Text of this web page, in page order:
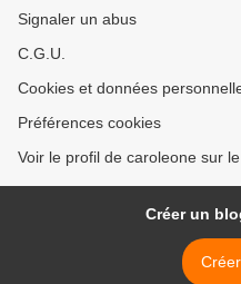
Signaler un abus
C.G.U.
Cookies et données
Préférences cookies
Voir le profil de caroleone sur
Créer un